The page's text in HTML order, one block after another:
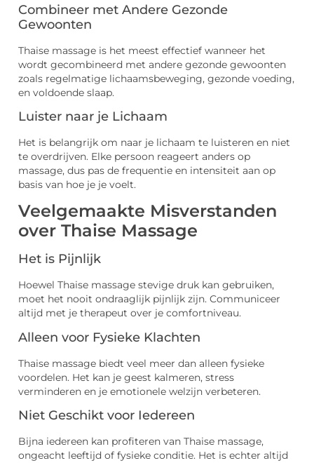
Combineer met Andere Gezonde
Gewoonten
Thaise massage is het meest effectief wanneer het
wordt gecombineerd met andere gezonde gewoonten
zoals regelmatige lichaamsbeweging, gezonde voeding,
en voldoende slaap.
Luister naar je Lichaam
Het is belangrijk om naar je lichaam te luisteren en niet
te overdrijven. Elke persoon reageert anders op
massage, dus pas de frequentie en intensiteit aan op
basis van hoe je je voelt.
Veelgemaakte Misverstanden
over Thaise Massage
Het is Pijnlijk
Hoewel Thaise massage stevige druk kan gebruiken,
moet het nooit ondraaglijk pijnlijk zijn. Communiceer
altijd met je therapeut over je comfortniveau.
Alleen voor Fysieke Klachten
Thaise massage biedt veel meer dan alleen fysieke
voordelen. Het kan je geest kalmeren, stress
verminderen en je emotionele welzijn verbeteren.
Niet Geschikt voor Iedereen
Bijna iedereen kan profiteren van Thaise massage,
ongeacht leeftijd of fysieke conditie. Het is echter altijd